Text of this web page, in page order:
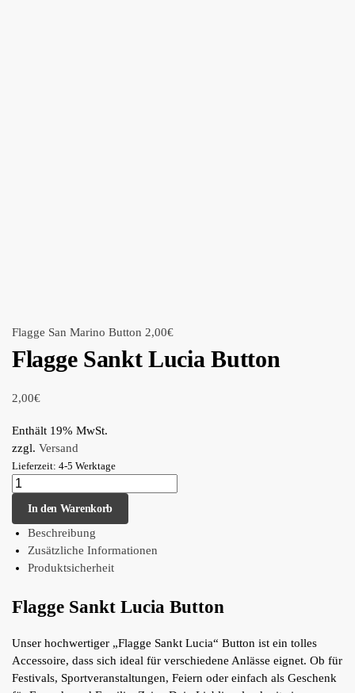
Flagge San Marino Button 2,00€
Flagge Sankt Lucia Button
2,00€
Enthält 19% MwSt.
zzgl. Versand
Lieferzeit: 4-5 Werktage
In den Warenkorb
Beschreibung
Zusätzliche Informationen
Produktsicherheit
Flagge Sankt Lucia Button
Unser hochwertiger „Flagge Sankt Lucia“ Button ist ein tolles
Accessoire, dass sich ideal für verschiedene Anlässe eignet. Ob für
Festivals, Sportveranstaltungen, Feiern oder einfach als Geschenk